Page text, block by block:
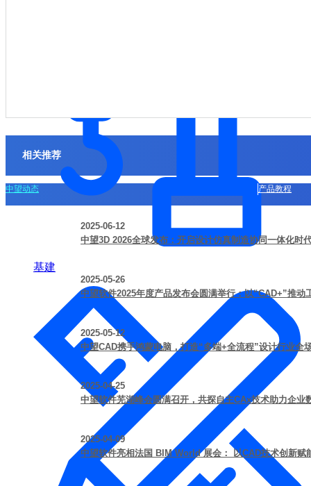
基建
相关推荐
中望动态 产品教程
2025-06-12
中望3D 2026全球发布：开启设计仿真制造协同一体化时
2025-05-26
中望软件2025年度产品发布会圆满举行：以“CAD+”推动
2025-05-12
中望CAD携手鸿蒙电脑，打造“多端+全流程”设计行业全
2025-04-25
中望软件芜湖峰会圆满召开，共探自主CAx技术助力企业
2025-04-09
中望软件亮相法国 BIM World 展会： 以CAD技术创新赋